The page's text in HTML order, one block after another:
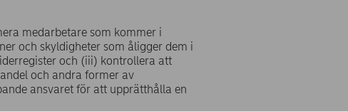
medarbetare som kommer i
och skyldigheter som åligger dem i
och (iii) kontrollera att
och andra former av
ansvaret för att upprätthålla en